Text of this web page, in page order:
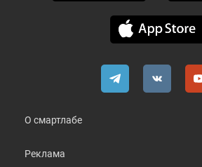
О смартлабе
Реклама